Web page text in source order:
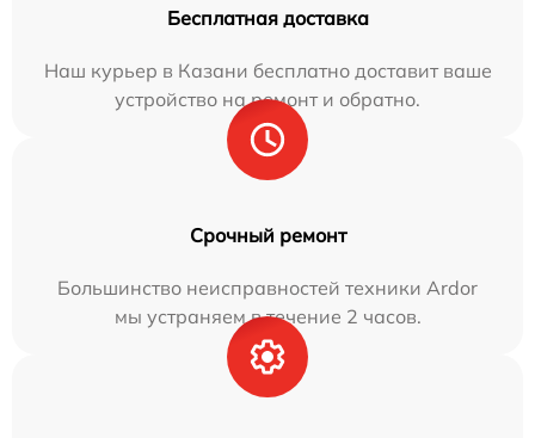
Бесплатная доставка
Наш курьер в Казани бесплатно доставит ваше
устройство на ремонт и обратно.
Срочный ремонт
Большинство неисправностей техники Ardor
мы устраняем в течение 2 часов.